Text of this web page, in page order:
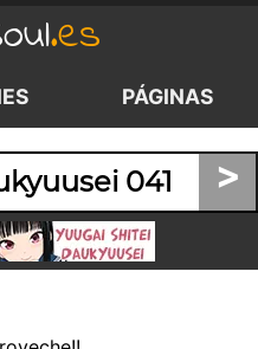
.es
PÁGINAS
>
041